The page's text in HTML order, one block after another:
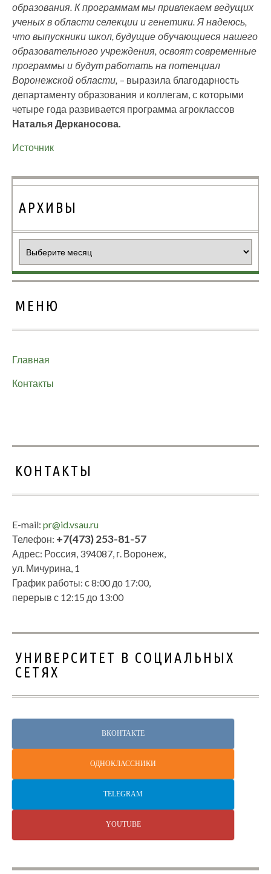
образования. К программам мы привлекаем ведущих
ученых в области селекции и генетики. Я надеюсь,
что выпускники школ, будущие обучающиеся нашего
образовательного учреждения, освоят современные
программы и будут работать на потенциал
Воронежской области, – выразила благодарность
департаменту образования и коллегам, с которыми
четыре года развивается программа агроклассов
Наталья Дерканосова.
Источник
АРХИВЫ
МЕНЮ
Главная
Контакты
КОНТАКТЫ
E-mail: pr@id.vsau.ru
Телефон: +7(473) 253-81-57
Адрес: Россия, 394087, г. Воронеж,
ул. Мичурина, 1
График работы: с 8:00 до 17:00,
перерыв с 12:15 до 13:00
УНИВЕРСИТЕТ В СОЦИАЛЬНЫХ
СЕТЯХ
ВКОНТАКТЕ
ОДНОКЛАССНИКИ
TELEGRAM
YOUTUBE